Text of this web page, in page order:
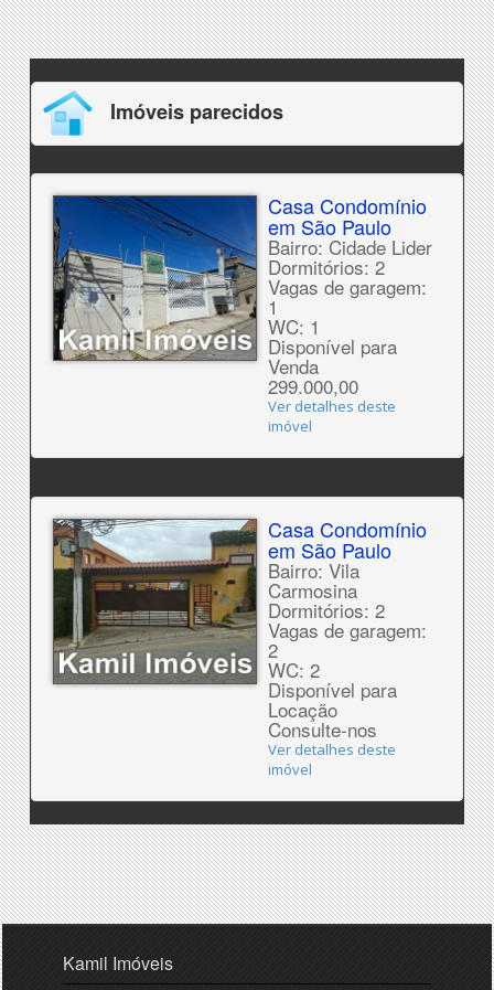
Imóveis parecidos
Casa Condomínio
em São Paulo
Bairro: Cidade Lider
Dormitórios: 2
Vagas de garagem:
1
WC: 1
Disponível para
Venda
299.000,00
Ver detalhes deste
imóvel
Casa Condomínio
em São Paulo
Bairro: Vila
Carmosina
Dormitórios: 2
Vagas de garagem:
2
WC: 2
Disponível para
Locação
Consulte-nos
Ver detalhes deste
imóvel
Kamil Imóveis